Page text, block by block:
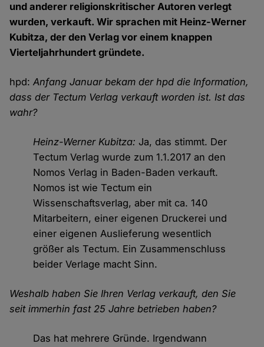
und anderer religionskritischer Autoren verlegt
wurden, verkauft. Wir sprachen mit Heinz-Werner
Kubitza, der den Verlag vor einem knappen
Vierteljahrhundert gründete.
hpd:Anfang Januar bekam der hpd die Information,
dass der Tectum Verlag verkauft worden ist. Ist das
wahr?
Heinz-Werner Kubitza: Ja, das stimmt. Der
Tectum Verlag wurde zum 1.1.2017 an den
Nomos Verlag in Baden-Baden verkauft.
Nomos ist wie Tectum ein
Wissenschaftsverlag, aber mit ca. 140
Mitarbeitern, einer eigenen Druckerei und
einer eigenen Auslieferung wesentlich
größer als Tectum. Ein Zusammenschluss
beider Verlage macht Sinn.
Weshalb haben Sie Ihren Verlag verkauft, den Sie
seit immerhin fast 25 Jahre betrieben haben?
Das hat mehrere Gründe. Irgendwann